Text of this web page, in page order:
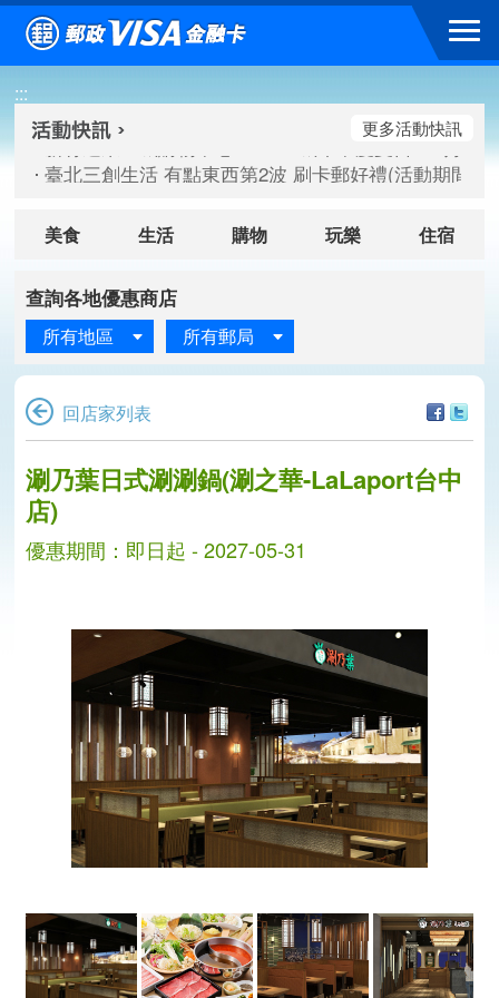
跳到主要內容區塊
:::
新竹遠東巨城購物中心 2026巨城年中慶夏日BIG好刷(
桃園大江國際購物中心 好饗去大江檔期(活動期間：
新竹遠東巨城購物中心 2026巨城年中慶夏日BIG好刷(
臺北三創生活 有點東西第2波 刷卡郵好禮(活動期間：
更多活動快訊
美食 生活 購物 玩樂 住宿
查詢各地優惠商店
所有地區 所有郵局
回店家列表
分分
涮乃葉日式涮涮鍋(涮之華-LaLaport台中
店)
優惠期間：即日起 - 2027-05-31